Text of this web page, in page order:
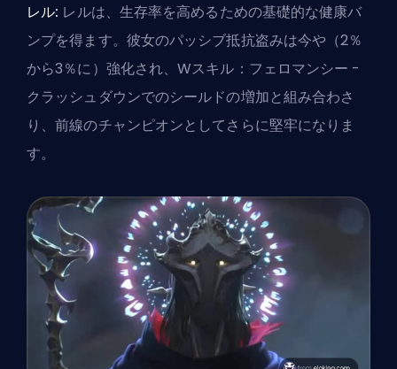
レル: レルは、生存率を高めるための基礎的な健康バ
ンプを得ます。彼女のパッシブ抵抗盗みは今や（2％
から3％に）強化され、Wスキル：フェロマンシー -
クラッシュダウンでのシールドの増加と組み合わさ
り、前線のチャンピオンとしてさらに堅牢になりま
す。